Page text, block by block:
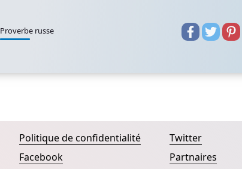
Proverbe russe
Politique de confidentialité
Facebook
Twitter
Partnaires